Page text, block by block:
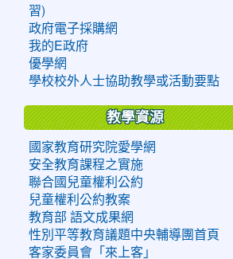
習)
政府電子採購網
我的E政府
優學網
學校校外人士協助教學或活動要點
教學資源
國家教育研究院愛學網
安全教育課程之實施
聯合國兒童權利公約
兒童權利公約教案
教育部 語文成果網
性別平等教育議題中央輔導團首頁
客家委員會「來上客」